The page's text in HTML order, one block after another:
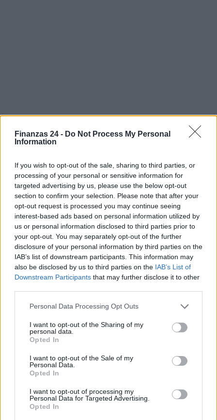
Finanzas 24 - Do Not Process My Personal
Information
If you wish to opt-out of the sale, sharing to third parties, or
processing of your personal or sensitive information for
targeted advertising by us, please use the below opt-out
section to confirm your selection. Please note that after your
opt-out request is processed you may continue seeing
interest-based ads based on personal information utilized by
us or personal information disclosed to third parties prior to
your opt-out. You may separately opt-out of the further
disclosure of your personal information by third parties on the
IAB’s list of downstream participants. This information may
also be disclosed by us to third parties on the IAB’s List of
Downstream Participants that may further disclose it to other
Please note that this website/app uses one or more Google
not limited to your visit or usage behaviour. You may click to
grant or deny consent to Google and its third-party tags to
use your data for below specified purposes in below Google
consent section.
Personal Data Processing Opt Outs
I want to opt-out of the Sharing of my
personal data.
Opted In
I want to opt-out of the Sale of my
Personal Data.
Opted In
I want to opt-out of processing my
Personal Data for Targeted Advertising.
Opted In
FINANZAS
consecuencias en la jubilación
Marta Ruiz · 5 Ago 2026
FINANZAS